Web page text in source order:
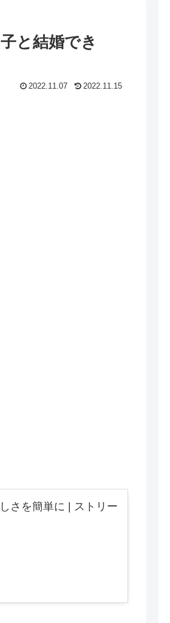
と結婚でき
2022.11.07 2022.11.15
さを簡単に | ストリー